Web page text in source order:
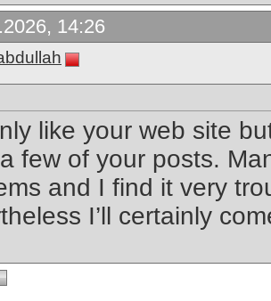
14:26
like your web site
few of your posts.
and I find it very
I’ll certainly